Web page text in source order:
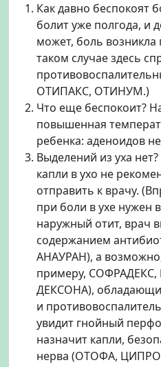
Как давно беспокоят
болит уже полгода, и
может, боль
таком случае здесь
ОТИПАКС, ОТИНУМ.)
Что еще беспокоит?
повышенная
ребенка: аденоидов
Выделений из уха
капли в ухо не
отправить к врачу.
при боли в ухе нужен
наружный отит, врач
содержанием
АНАУРАН), а
примеру,
ДЕКСОНА),
и
увидит гнойный
назначит капли,
нерва (ОТОФА,